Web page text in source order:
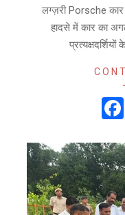
लग्ज़री Porsche कार
हादसे में कार का